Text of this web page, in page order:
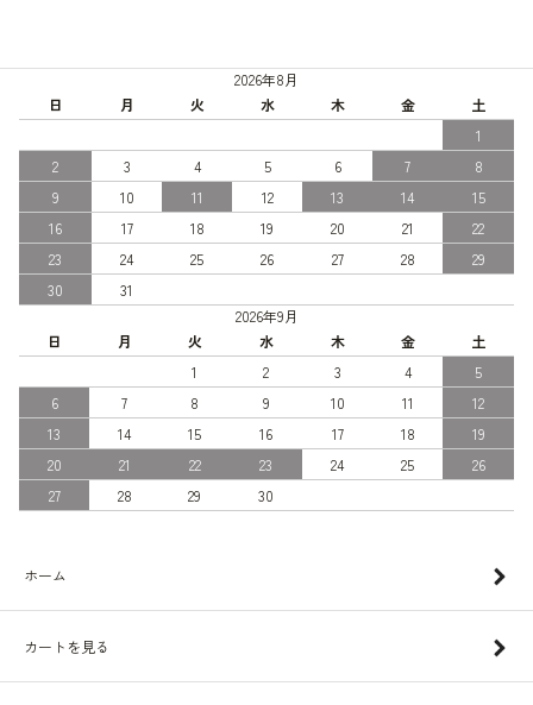
2026年8月
日
月 火 水 木 金
土
1
2
3 4 5 6 7
8
9
10 11 12 13 14
15
16
17 18 19 20 21
22
23
24 25 26 27 28
29
30
31
2026年9月
日
月 火 水 木 金
土
1
2 3 4
5
6
7 8 9 10 11
12
13
14 15 16 17 18
19
20
21 22 23 24 25
26
27
28 29 30
ホーム
カートを見る